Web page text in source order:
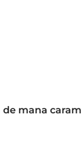
mana